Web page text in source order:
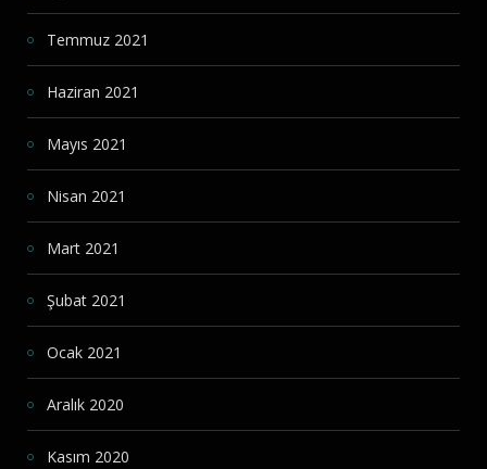
Temmuz 2021
Haziran 2021
Mayıs 2021
Nisan 2021
Mart 2021
Şubat 2021
Ocak 2021
Aralık 2020
Kasım 2020